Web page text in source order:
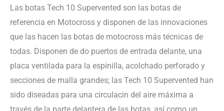
Las botas Tech 10 Supervented son las botas de
referencia en Motocross y disponen de las innovaciones
que las hacen las botas de motocross más técnicas de
todas. Disponen de do puertos de entrada delante, una
placa ventilada para la espinilla, acolchado perforado y
secciones de malla grandes; las Tech 10 Supervented han
sido diseadas para una circulacin del aire máxima a
través de la parte delantera de las botas, así como un